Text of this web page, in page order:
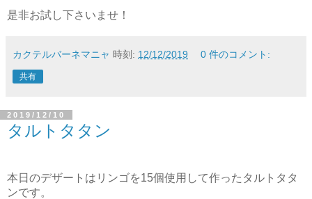
是非お試し下さいませ！
カクテルバーネマニャ 時刻: 12/12/2019 0 件のコメント:
共有
2019/12/10
タルトタタン
本日のデザートはリンゴを15個使用して作ったタルトタタ
ンです。